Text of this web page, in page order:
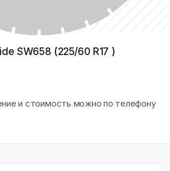
SW658 (225/60 R17 )
и стоимость можно по телефону